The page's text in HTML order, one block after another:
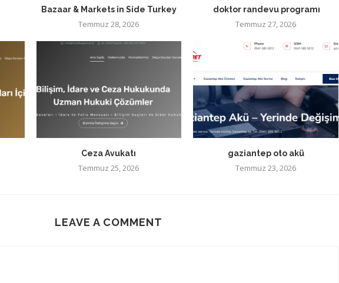
Bazaar & Markets in Side Turkey
Temmuz 28, 2026
doktor randevu programı
Temmuz 27, 2026
Ceza Avukatı
Temmuz 25, 2026
gaziantep oto akü
Temmuz 23, 2026
LEAVE A COMMENT